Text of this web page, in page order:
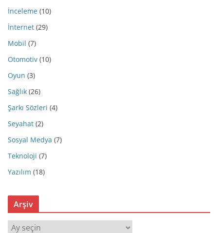
İnceleme (10)
İnternet (29)
Mobil (7)
Otomotiv (10)
Oyun (3)
Sağlık (26)
Şarkı Sözleri (4)
Seyahat (2)
Sosyal Medya (7)
Teknoloji (7)
Yazılım (18)
Arşiv